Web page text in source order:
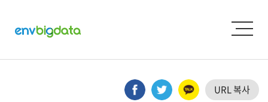
URL 복사